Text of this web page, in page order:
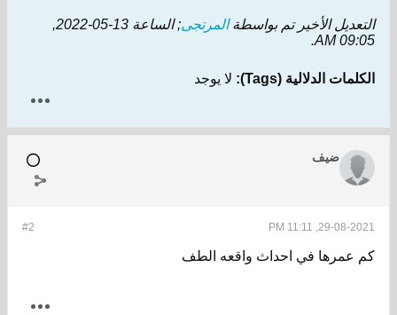
التعديل الأخير تم بواسطةالمرتجى; الساعة
13-05-2022,
09:05 AM
.
الكلمات الدلالية (Tags): لا يوجد
ضيف
#2 29-08-2021, 11:11 PM
كم عمرها في احداث واقعه الطف